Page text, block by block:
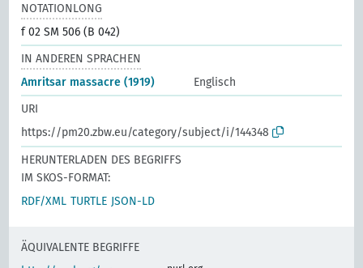
NOTATIONLONG
f 02 SM 506 (B 042)
IN ANDEREN SPRACHEN
Amritsar massacre (1919)
Englisch
URI
https://pm20.zbw.eu/category/subject/i/144348
HERUNTERLADEN DES BEGRIFFS
IM SKOS-FORMAT:
RDF/XML TURTLE JSON-LD
ÄQUIVALENTE BEGRIFFE